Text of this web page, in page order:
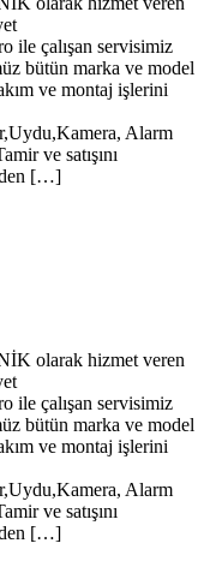
ile çalışan servisimiz
bütün marka ve model
ve montaj işlerini
Alarm
ve satışını
[…]
olarak hizmet veren
ile çalışan servisimiz
bütün marka ve model
ve montaj işlerini
Alarm
ve satışını
[…]